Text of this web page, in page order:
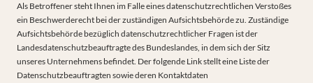
Als Betroffener steht Ihnen im Falle eines datenschutzrechtlichen Verstoßes
ein Beschwerderecht bei der zuständigen Aufsichtsbehörde zu. Zuständige
Aufsichtsbehörde bezüglich datenschutzrechtlicher Fragen ist der
Landesdatenschutzbeauftragte des Bundeslandes, in dem sich der Sitz
unseres Unternehmens befindet. Der folgende Link stellt eine Liste der
Datenschutzbeauftragten sowie deren Kontaktdaten